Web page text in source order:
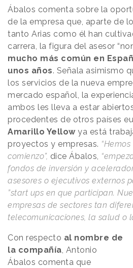
Ábalos comenta sobre la
de la empresa que, aparte de
tanto Arias como él han
carrera, la figura del asesor
mucho más común en
unos años. Señala asimismo
los servicios de la nueva
mercado español, la
ambos les lleva a estar
procedentes de otros países
Amarillo Yellowya está
proyectos y empresas.
comienzo”, dice Ábalos,
fondos de inversión y
asesores o ejecutivos externos
”start ups en que participan.
empresas de sectores tan
telecomunicaciones, la salud o
Con respecto al nombre de
la compañía , Antonio
Ábalos comenta que